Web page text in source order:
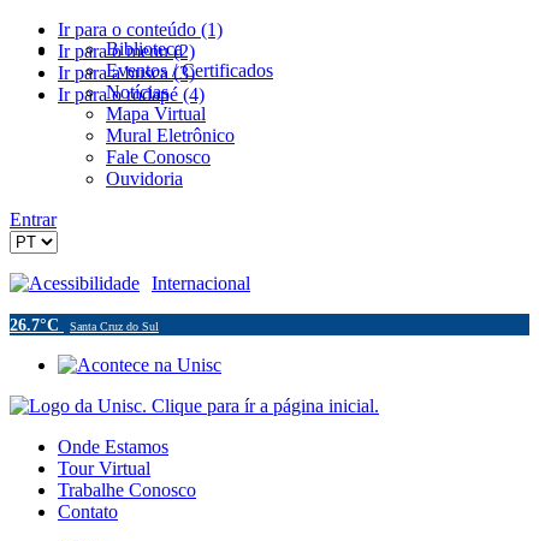
Ir para o conteúdo (1)
Ir para o menu (2)
Ir para a busca (3)
Ir para o rodapé (4)
Biblioteca
Eventos / Certificados
Notícias
Mapa Virtual
Mural Eletrônico
Fale Conosco
Ouvidoria
Entrar
Acessibilidade Internacional
26.7°C Santa Cruz do Sul
Onde Estamos
Tour Virtual
Trabalhe Conosco
Contato